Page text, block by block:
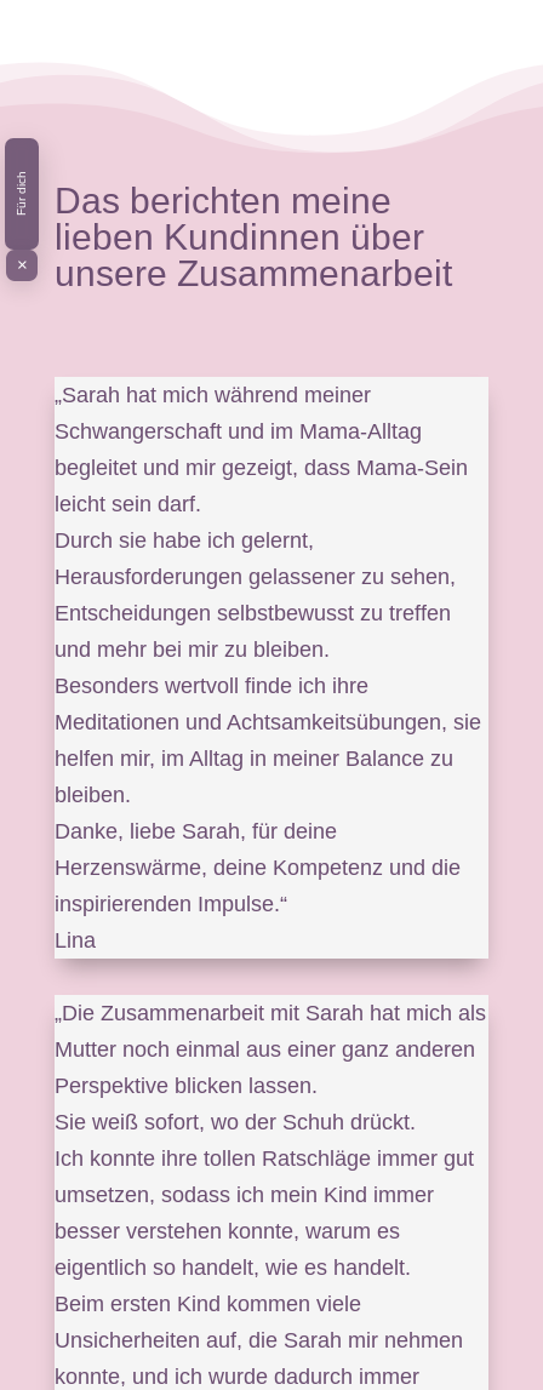
Das berichten meine
lieben Kundinnen über
unsere Zusammenarbeit
„Sarah hat mich während meiner
Schwangerschaft und im Mama-Alltag
begleitet und mir gezeigt, dass Mama-Sein
leicht sein darf.
Durch sie habe ich gelernt,
Herausforderungen gelassener zu sehen,
Entscheidungen selbstbewusst zu treffen
und mehr bei mir zu bleiben.
Besonders wertvoll finde ich ihre
Meditationen und Achtsamkeitsübungen, sie
helfen mir, im Alltag in meiner Balance zu
bleiben.
Danke, liebe Sarah, für deine
Herzenswärme, deine Kompetenz und die
inspirierenden Impulse.“
Lina
„Die Zusammenarbeit mit Sarah hat mich als
Mutter noch einmal aus einer ganz anderen
Perspektive blicken lassen.
Sie weiß sofort, wo der Schuh drückt.
Ich konnte ihre tollen Ratschläge immer gut
umsetzen, sodass ich mein Kind immer
besser verstehen konnte, warum es
eigentlich so handelt, wie es handelt.
Beim ersten Kind kommen viele
Unsicherheiten auf, die Sarah mir nehmen
konnte, und ich wurde dadurch immer
Für dich
×